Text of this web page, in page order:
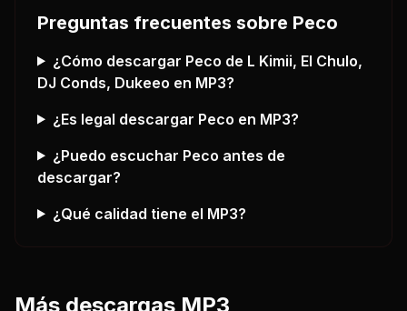
Preguntas frecuentes sobre Peco
¿Cómo descargar Peco de L Kimii, El Chulo,
DJ Conds, Dukeeo en MP3?
¿Es legal descargar Peco en MP3?
¿Puedo escuchar Peco antes de
descargar?
¿Qué calidad tiene el MP3?
Más descargas MP3